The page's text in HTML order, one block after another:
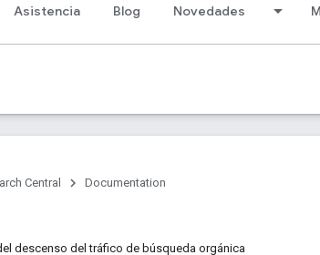
Asistencia Blog Novedades
Central Documentation
descenso del tráfico de búsqueda orgánica